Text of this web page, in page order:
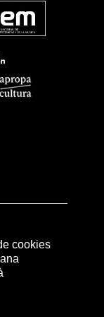
cookies